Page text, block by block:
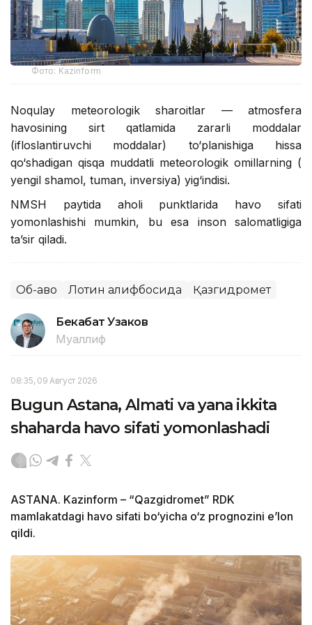
Фото: Kazinform
Noqulay meteorologik sharoitlar — atmosfera
havosining sirt qatlamida zararli moddalar
(ifloslantiruvchi moddalar) to‘planishiga hissa
qo‘shadigan qisqa muddatli meteorologik omillarning (
yengil shamol, tuman, inversiya) yig‘indisi.
NMSH paytida aholi punktlarida havo sifati
yomonlashishi mumkin, bu esa inson salomatligiga
ta’sir qiladi.
Об-ҳаво Лотин алифбосида Қазгидромет
Бекабат Узаков
Муаллиф
08:35, 09 Август 2026
Bugun Astana, Almati va yana ikkita
shaharda havo sifati yomonlashadi
ASTANA. Kazinform – “Qazgidromet” RDK
mamlakatdagi havo sifati bo‘yicha o‘z prognozini e’lon
qildi.